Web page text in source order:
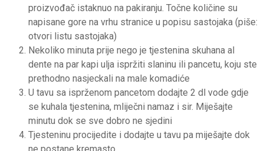
proizvođač istaknuo na pakiranju. Točne količine su
napisane gore na vrhu stranice u popisu sastojaka (piše:
otvori listu sastojaka)
Nekoliko minuta prije nego je tjestenina skuhana al
dente na par kapi ulja ispržiti slaninu ili pancetu, koju ste
prethodno nasjeckali na male komadiće
U tavu sa isprženom pancetom dodajte 2 dl vode gdje
se kuhala tjestenina, mliječni namaz i sir. Miješajte
minutu dok se sve dobro ne sjedini
Tjesteninu procijedite i dodajte u tavu pa miješajte dok